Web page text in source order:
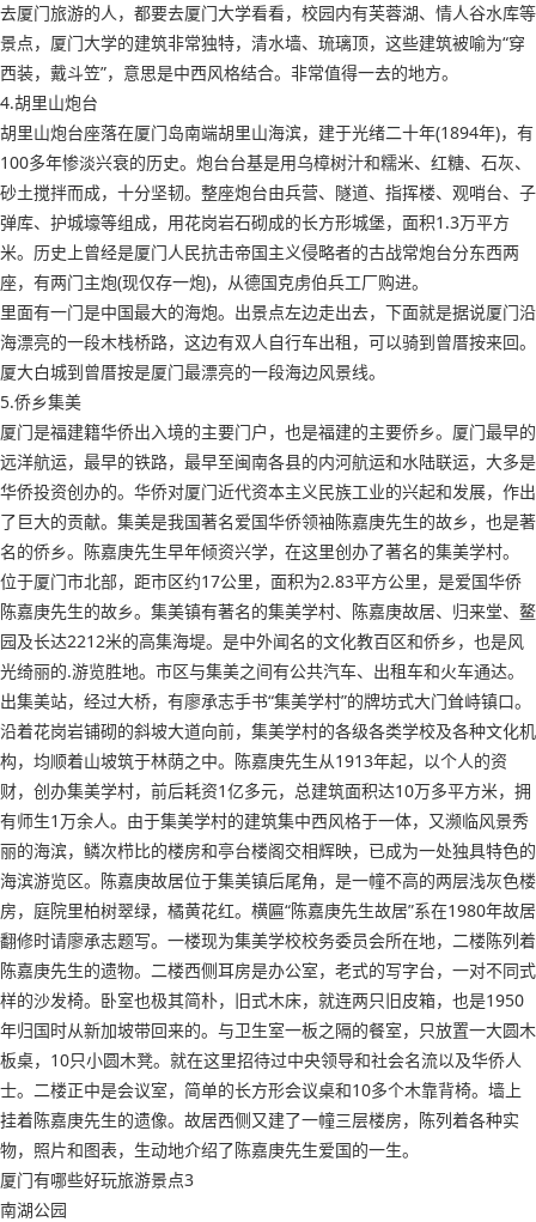
去厦门旅游的人，都要去厦门大学看看，校园内有芙蓉湖、情人谷水库等
景点，厦门大学的建筑非常独特，清水墙、琉璃顶，这些建筑被喻为“穿
西装，戴斗笠”，意思是中西风格结合。非常值得一去的地方。
4.胡里山炮台
胡里山炮台座落在厦门岛南端胡里山海滨，建于光绪二十年(1894年)，有
100多年惨淡兴衰的历史。炮台台基是用乌樟树汁和糯米、红糖、石灰、
砂土搅拌而成，十分坚韧。整座炮台由兵营、隧道、指挥楼、观哨台、子
弹库、护城壕等组成，用花岗岩石砌成的长方形城堡，面积1.3万平方
米。历史上曾经是厦门人民抗击帝国主义侵略者的古战常炮台分东西两
座，有两门主炮(现仅存一炮)，从德国克虏伯兵工厂购进。
里面有一门是中国最大的海炮。出景点左边走出去，下面就是据说厦门沿
海漂亮的一段木栈桥路，这边有双人自行车出租，可以骑到曾厝按来回。
厦大白城到曾厝按是厦门最漂亮的一段海边风景线。
5.侨乡集美
厦门是福建籍华侨出入境的主要门户，也是福建的主要侨乡。厦门最早的
远洋航运，最早的铁路，最早至闽南各县的内河航运和水陆联运，大多是
华侨投资创办的。华侨对厦门近代资本主义民族工业的兴起和发展，作出
了巨大的贡献。集美是我国著名爱国华侨领袖陈嘉庚先生的故乡，也是著
名的侨乡。陈嘉庚先生早年倾资兴学，在这里创办了著名的集美学村。
位于厦门市北部，距市区约17公里，面积为2.83平方公里，是爱国华侨
陈嘉庚先生的故乡。集美镇有著名的集美学村、陈嘉庚故居、归来堂、鳌
园及长达2212米的高集海堤。是中外闻名的文化教百区和侨乡，也是风
光绮丽的.游览胜地。市区与集美之间有公共汽车、出租车和火车通达。
出集美站，经过大桥，有廖承志手书“集美学村”的牌坊式大门耸峙镇口。
沿着花岗岩铺砌的斜坡大道向前，集美学村的各级各类学校及各种文化机
构，均顺着山坡筑于林荫之中。陈嘉庚先生从1913年起，以个人的资
财，创办集美学村，前后耗资1亿多元，总建筑面积达10万多平方米，拥
有师生1万余人。由于集美学村的建筑集中西风格于一体，又濒临风景秀
丽的海滨，鳞次栉比的楼房和亭台楼阁交相辉映，已成为一处独具特色的
海滨游览区。陈嘉庚故居位于集美镇后尾角，是一幢不高的两层浅灰色楼
房，庭院里柏树翠绿，橘黄花红。横匾“陈嘉庚先生故居”系在1980年故居
翻修时请廖承志题写。一楼现为集美学校校务委员会所在地，二楼陈列着
陈嘉庚先生的遗物。二楼西侧耳房是办公室，老式的写字台，一对不同式
样的沙发椅。卧室也极其简朴，旧式木床，就连两只旧皮箱，也是1950
年归国时从新加坡带回来的。与卫生室一板之隔的餐室，只放置一大圆木
板桌，10只小圆木凳。就在这里招待过中央领导和社会名流以及华侨人
士。二楼正中是会议室，简单的长方形会议桌和10多个木靠背椅。墙上
挂着陈嘉庚先生的遗像。故居西侧又建了一幢三层楼房，陈列着各种实
物，照片和图表，生动地介绍了陈嘉庚先生爱国的一生。
厦门有哪些好玩旅游景点3
南湖公园